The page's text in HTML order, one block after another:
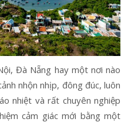
Đà Nẵng hay một nơi nào
nhộn nhịp, đông đúc, luôn
nhiệt và rất chuyên nghiệp
cảm giác mới bằng một